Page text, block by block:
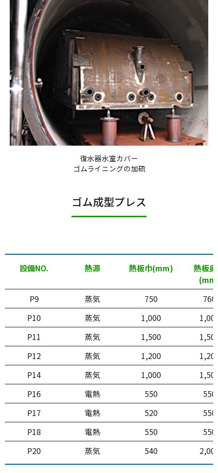
復水器水室カバー
ゴムライニングの加硫
ゴム成型プレス
設備NO. 熱源 熱板巾(mm)
熱板
P9
蒸気 750
760
P10
蒸気 1,000
P11
蒸気 1,500
P12
蒸気 1,200
P14
蒸気 1,000
P16
電熱 550
550
P17
電熱 520
550
P18
電熱 550
550
P20
蒸気 540